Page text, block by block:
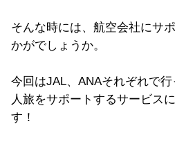
そんな時には、航空会社にサ
かがでしょうか。
今回はJAL、ANAそれぞれで
人旅をサポートするサービス
す！